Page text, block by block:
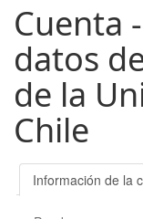
Cuenta
datos
de la
Chile
Información de la